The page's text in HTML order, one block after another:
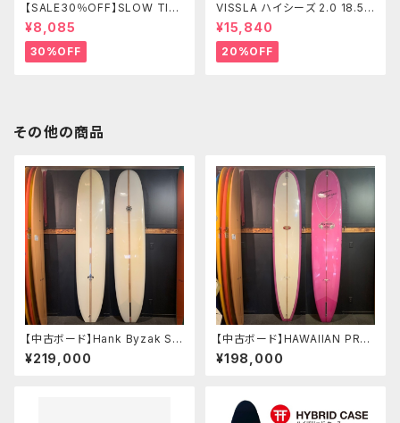
【SALE30％OFF】SLOW TID
E Harlow Quick-Dry Chan
ging Poncho L/XL
¥8,085
30%OFF
VISSLA ハイシーズ 2.0 18.5”
ボードショーツ メンズ サーフ
パンツ 水着 ヴィスラ ボードシ
ョーツ
¥15,840
20%OFF
その他の商品
【中古ボード】Hank Byzak SU
RFBOARDS 9’6” ハンクバ
イザック
¥219,000
【中古ボード】HAWAIIAN PRO
DESIGNS NR-2 9'6"ドナルド
タカヤマ シェイプ
¥198,000